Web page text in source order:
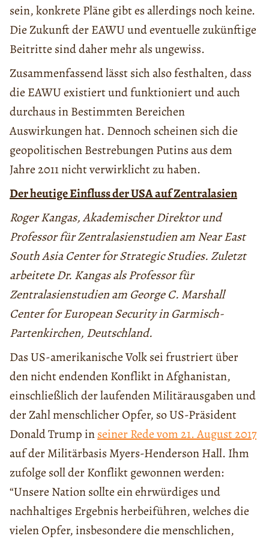
sein, konkrete Pläne gibt es allerdings noch keine.
Die Zukunft der EAWU und eventuelle zukünftige
Beitritte sind daher mehr als ungewiss.
Zusammenfassend lässt sich also festhalten, dass
die EAWU existiert und funktioniert und auch
durchaus in Bestimmten Bereichen
Auswirkungen hat. Dennoch scheinen sich die
geopolitischen Bestrebungen Putins aus dem
Jahre 2011 nicht verwirklicht zu haben.
Der heutige Einfluss der USA auf Zentralasien
Roger Kangas, Akademischer Direktor und
Professor für Zentralasienstudien am Near East
South Asia Center for Strategic Studies. Zuletzt
arbeitete Dr. Kangas als Professor für
Zentralasienstudien am George C. Marshall
Center for European Security in Garmisch-
Partenkirchen, Deutschland.
Das US-amerikanische Volk sei frustriert über
den nicht endenden Konflikt in Afghanistan,
einschließlich der laufenden Militärausgaben und
der Zahl menschlicher Opfer, so US-Präsident
Donald Trump inseiner Rede vom 21. August 2017
auf der Militärbasis Myers-Henderson Hall. Ihm
zufolge soll der Konflikt gewonnen werden:
“Unsere Nation sollte ein ehrwürdiges und
nachhaltiges Ergebnis herbeiführen, welches die
vielen Opfer, insbesondere die menschlichen,